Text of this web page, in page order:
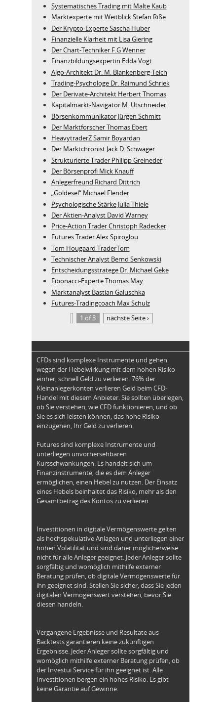
Systematisches Trading mit Malte Kaub
Marktexperte mit Weitblick Stefan Riße
Der Krypto-Experte Sascha Huber
Finanzielle Klarheit mit Lisa Giering
Der Chart-Techniker F.G Wenner
Finanzbildungsexpertin Edda Vogt
Algo‑Architekt Dr. M. Blankenberg‑Teich
Trading-Psychologe Dr. Raimund Schriek
Der Derivate‑Architekt Herbert Thomas
Kapitalmarkt-Navigator M. Utschneider
Börsenkommunikator Jürgen Schmitt
Der Marktforscher Thomas Ebert
HeavytraderZ Samir Boyardan
Der Marktchronist Jack D. Schwager
Strukturierte Trader Philipp Greineder
Der Börsenprofi Mick Knauff
Anlegerfreund Richard Dittrich
„Goldesel“ Michael Flender
Psychologische Stärke Julia Thiele
Der Aktien-Analyst David Warney
Price-Action Trader Christoph Radecker
Futures Trader Alex Spiroglou
Tom Hougaard TraderTom
Technischer Analyst Bernd Senkowski
Entscheidungsstratege Dr. Michael Geke
Fibonacci-Experte Thomas May
Marktanalyst Bastian Galuschka
Futures-Tradingcoach Max Schulz
1 of 3
nächste Seite ›
CFDs sind komplexe Instrumente und gehen
wegen der Hebelwirkung mit dem hohen Risiko
einher, schnell Geld zu verlieren. 76% der
Kleinanlegerkonten verlieren Geld beim CFD-
Handel mit diesem Anbieter. Sie sollten überlegen,
ob Sie verstehen, wie CFD funktionieren, und ob
Sie es sich leisten können, das hohe Risiko
einzugehen, Ihr Geld zu verlieren.
Futures sind komplexe Instrumente und
unterliegen unvorhersehbaren
Kursschwankungen. Es handelt sich um
Finanzinstrumente, die es dem Anleger
ermöglichen, einen Hebel zu nutzen. Der Einsatz
eines Hebels beinhaltet das Risiko, mehr als den
Gesamtbetrag des Kontos zu verlieren.
Investitionen in digitale Vermögenswerte gelten
als hochspekulative Anlagen und unterliegen einer
hohen Volatilität und sind daher möglicherweise
nicht für alle Anleger geeignet. Jeder Anleger sollte
sorgfältig und womöglich mithilfe externer
Beratung prüfen, ob digitale Vermögenswerte für
ihn geeignet sind. Stellen Sie sicher, dass Sie jeden
digitalen Vermögenswert verstehen, bevor Sie
diesen handeln.
Vergangene Ergebnisse und Resultate aus
Backtests garantieren keine zukünftigen
Ergebnisse. Jeder Anleger sollte sorgfältig und
womöglich mithilfe externer Beratung prüfen, ob
der Investui Service für ihn geeignet ist. Alle
Investitionen bergen ein hohes Risiko. Es gibt
keine Garantie auf Gewinne.